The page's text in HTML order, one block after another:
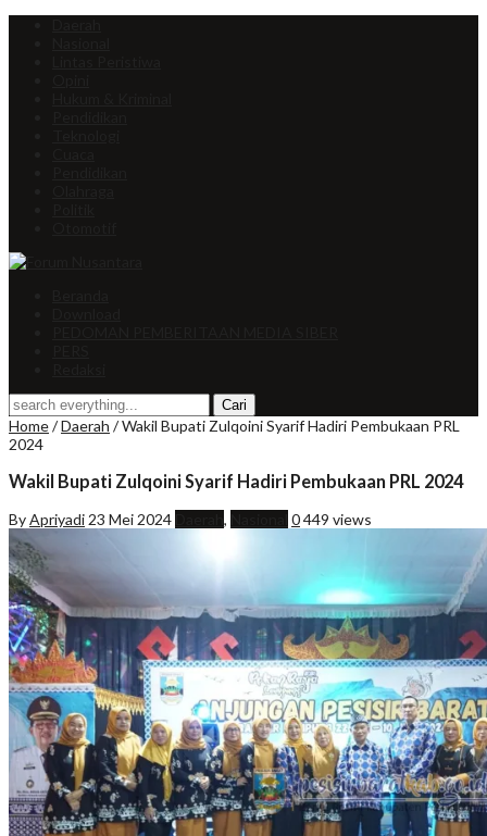
Home/Daerah /Wakil Bupati Zulqoini Syarif Hadiri Pembukaan PRL
2024
Wakil Bupati Zulqoini Syarif Hadiri Pembukaan PRL 2024
ByApriyadi 23 Mei 2024 , 0449 views